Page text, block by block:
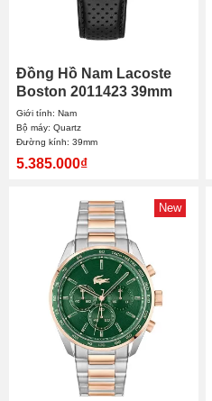
Đồng Hồ Nam Lacoste
Boston 2011423 39mm
Giới tính: Nam
Bộ máy: Quartz
Đường kính: 39mm
5.385.000₫
New